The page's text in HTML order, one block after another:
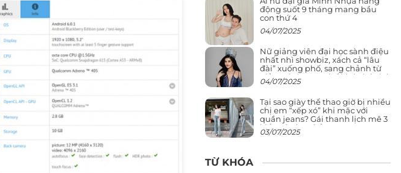
động suốt 9 tháng mang bầu
con thứ 4
04/07/2025
Nữ giảng viên đại học sành điệu
nhất nhì showbiz, xách cả “lâu
đài” xuống phố, sang chảnh từ
giảng đường ra phố khó ai đọ lại
04/07/2025
Tại sao giày thể thao giờ bị nhiều
chị em “xếp xó” khi mặc với
quần jeans? Gái thanh lịch mê 3
kiểu này hơn hẳn
03/07/2025
TỪ KHÓA